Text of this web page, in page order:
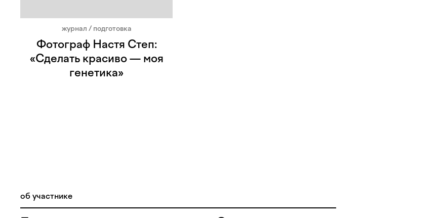
журнал / подготовка
Фотограф Настя Степ:
«Сделать красиво — моя
генетика»
об участнике